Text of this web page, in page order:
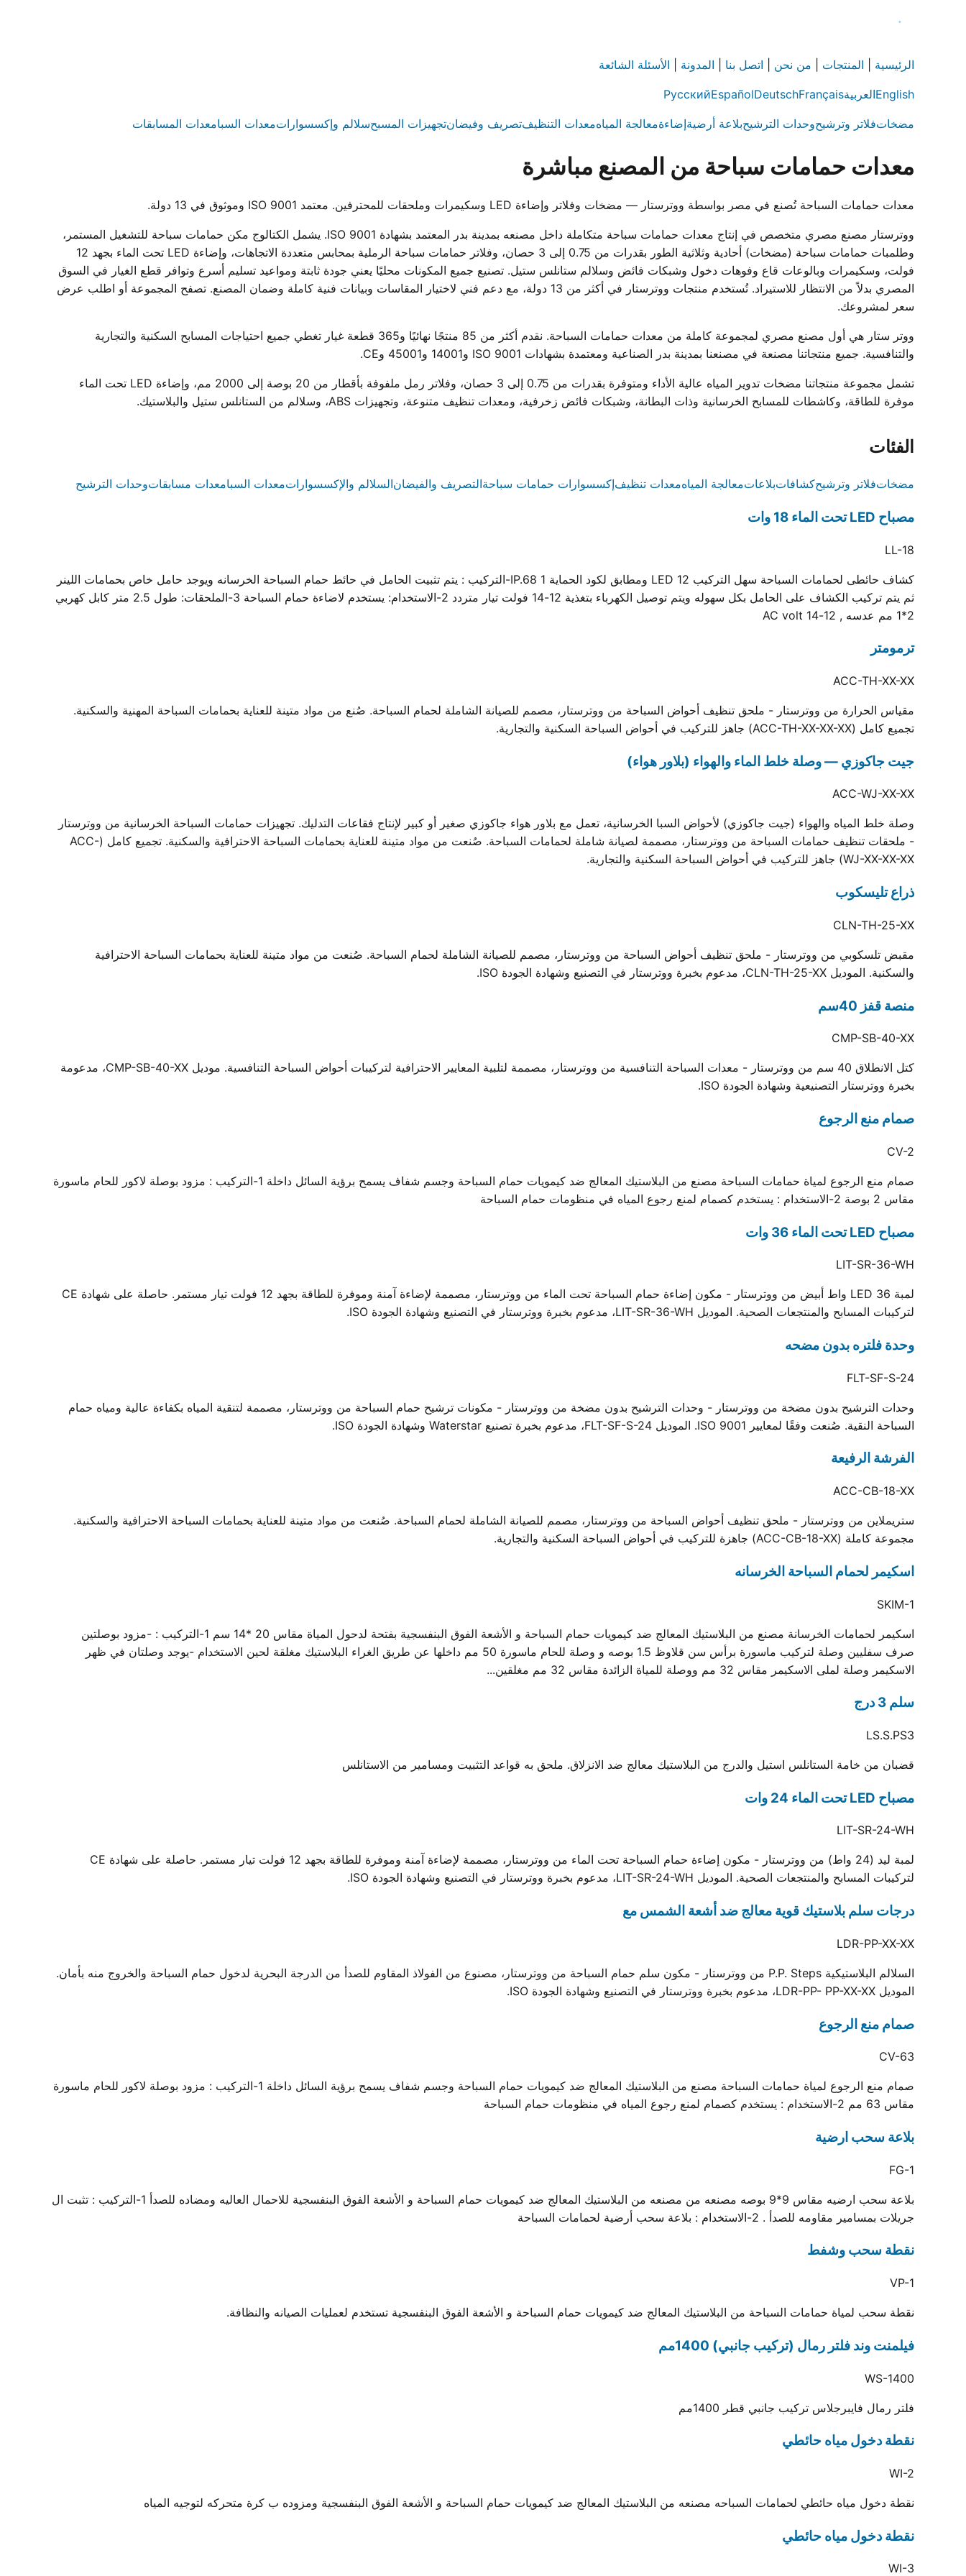
الرئيسية المنتجات من نحن اتصل بنا المدونة الأسئلة الشائعة
EnglishالعربيةFrançais
Deutsch
Español
Русский
مضخاتفلاتر وترشيحوحدات الترشيحبلاعة أرضيةإضاءةمعالجة المياهمعدات التنظيفتصريف وفيضانتجهيزات المسبحسلالم وإكسسواراتمعدات السبامعدات المسابقات
معدات حمامات سباحة من المصنع مباشرة
معدات حمامات السباحة تُصنع في مصر بواسطة ووترستار — مضخات وفلاتر وإضاءة LED وسكيمرات وملحقات للمحترفين. معتمد ISO 9001 وموثوق في 13 دولة.
ووترستار مصنع مصري متخصص في إنتاج معدات حمامات سباحة متكاملة داخل مصنعه بمدينة بدر المعتمد بشهادة ISO 9001. يشمل الكتالوج مكن حمامات سباحة للتشغيل المستمر،
وطلمبات حمامات سباحة (مضخات) أحادية وثلاثية الطور بقدرات من 0.75 إلى 3 حصان، وفلاتر حمامات سباحة الرملية بمحابس متعددة الاتجاهات، وإضاءة LED تحت الماء بجهد 12
فولت، وسكيمرات وبالوعات قاع وفوهات دخول وشبكات فائض وسلالم ستانلس ستيل. تصنيع جميع المكونات محليًا يعني جودة ثابتة ومواعيد تسليم أسرع وتوافر قطع الغيار في السوق
المصري بدلاً من الانتظار للاستيراد. تُستخدم منتجات ووترستار في أكثر من 13 دولة، مع دعم فني لاختيار المقاسات وبيانات فنية كاملة وضمان المصنع. تصفح المجموعة أو اطلب عرض
سعر لمشروعك.
ووتر ستار هي أول مصنع مصري لمجموعة كاملة من معدات حمامات السباحة. نقدم أكثر من 85 منتجًا نهائيًا و365 قطعة غيار تغطي جميع احتياجات المسابح السكنية والتجارية
والتنافسية. جميع منتجاتنا مصنعة في مصنعنا بمدينة بدر الصناعية ومعتمدة بشهادات ISO 9001 و14001 و45001 وCE.
تشمل مجموعة منتجاتنا مضخات تدوير المياه عالية الأداء ومتوفرة بقدرات من 0.75 إلى 3 حصان، وفلاتر رمل ملفوفة بأقطار من 20 بوصة إلى 2000 مم، وإضاءة LED تحت الماء
موفرة للطاقة، وكاشطات للمسابح الخرسانية وذات البطانة، وشبكات فائض زخرفية، ومعدات تنظيف متنوعة، وتجهيزات ABS، وسلالم من الستانلس ستيل والبلاستيك.
الفئات
مضخاتفلاتر وترشيحكشافاتبلاعاتمعالجة المياهمعدات تنظيفإكسسوارات حمامات سباحةالتصريف والفيضانالسلالم والإكسسواراتمعدات السبامعدات مسابقاتوحدات الترشيح
مصباح LED تحت الماء 18 وات
LL-18
كشاف حائطى لحمامات السباحة سهل التركيب 12 LED ومطابق لكود الحماية IP.68 1-التركيب : يتم تثبيت الحامل في حائط حمام السباحة الخرسانه ويوجد حامل خاص بحمامات اللينر
ثم يتم تركيب الكشاف على الحامل بكل سهوله ويتم توصيل الكهرباء بتغذية 12-14 فولت تيار متردد 2-الاستخدام: يستخدم لاضاءة حمام السباحة 3-الملحقات: طول 2.5 متر كابل كهربي
2*1 مم عدسه , 12-14 AC volt
ترمومتر
ACC-TH-XX-XX
مقياس الحرارة من ووترستار - ملحق تنظيف أحواض السباحة من ووترستار، مصمم للصيانة الشاملة لحمام السباحة. صُنع من مواد متينة للعناية بحمامات السباحة المهنية والسكنية.
تجميع كامل (ACC-TH-XX-XX-XX) جاهز للتركيب في أحواض السباحة السكنية والتجارية.
جيت جاكوزي — وصلة خلط الماء والهواء (بلاور هواء)
ACC-WJ-XX-XX
وصلة خلط المياه والهواء (جيت جاكوزي) لأحواض السبا الخرسانية، تعمل مع بلاور هواء جاكوزي صغير أو كبير لإنتاج فقاعات التدليك. تجهيزات حمامات السباحة الخرسانية من ووترستار
- ملحقات تنظيف حمامات السباحة من ووترستار، مصممة لصيانة شاملة لحمامات السباحة. صُنعت من مواد متينة للعناية بحمامات السباحة الاحترافية والسكنية. تجميع كامل (ACC-
WJ-XX-XX-XX) جاهز للتركيب في أحواض السباحة السكنية والتجارية.
ذراع تليسكوب
CLN-TH-25-XX
مقبض تلسكوبي من ووترستار - ملحق تنظيف أحواض السباحة من ووترستار، مصمم للصيانة الشاملة لحمام السباحة. صُنعت من مواد متينة للعناية بحمامات السباحة الاحترافية
والسكنية. الموديل CLN-TH-25-XX، مدعوم بخبرة ووترستار في التصنيع وشهادة الجودة ISO.
منصة قفز 40سم
CMP-SB-40-XX
كتل الانطلاق 40 سم من ووترستار - معدات السباحة التنافسية من ووترستار، مصممة لتلبية المعايير الاحترافية لتركيبات أحواض السباحة التنافسية. موديل CMP-SB-40-XX، مدعومة
بخبرة ووترستار التصنيعية وشهادة الجودة ISO.
صمام منع الرجوع
CV-2
صمام منع الرجوع لمياة حمامات السباحة مصنع من البلاستيك المعالج ضد كيمويات حمام السباحة وجسم شفاف يسمح برؤية السائل داخلة 1-التركيب : مزود بوصلة لاكور للحام ماسورة
مقاس 2 بوصة 2-الاستخدام : يستخدم كصمام لمنع رجوع المياه في منظومات حمام السباحة
مصباح LED تحت الماء 36 وات
LIT-SR-36-WH
لمبة LED 36 واط أبيض من ووترستار - مكون إضاءة حمام السباحة تحت الماء من ووترستار، مصممة لإضاءة آمنة وموفرة للطاقة بجهد 12 فولت تيار مستمر. حاصلة على شهادة CE
لتركيبات المسابح والمنتجعات الصحية. الموديل LIT-SR-36-WH، مدعوم بخبرة ووترستار في التصنيع وشهادة الجودة ISO.
وحدة فلتره بدون مضحه
FLT-SF-S-24
وحدات الترشيح بدون مضخة من ووترستار - وحدات الترشيح بدون مضخة من ووترستار - مكونات ترشيح حمام السباحة من ووترستار، مصممة لتنقية المياه بكفاءة عالية ومياه حمام
السباحة النقية. صُنعت وفقًا لمعايير ISO 9001. الموديل FLT-SF-S-24، مدعوم بخبرة تصنيع Waterstar وشهادة الجودة ISO.
الفرشة الرفيعة
ACC-CB-18-XX
ستريملاين من ووترستار - ملحق تنظيف أحواض السباحة من ووترستار، مصمم للصيانة الشاملة لحمام السباحة. صُنعت من مواد متينة للعناية بحمامات السباحة الاحترافية والسكنية.
مجموعة كاملة (ACC-CB-18-XX) جاهزة للتركيب في أحواض السباحة السكنية والتجارية.
اسكيمر لحمام السباحة الخرسانه
SKIM-1
اسكيمر لحمامات الخرسانة مصنع من البلاستيك المعالج ضد كيمويات حمام السباحة و الأشعة الفوق البنفسجية بفتحة لدحول المياة مقاس 20 *14 سم 1-التركيب : -مزود بوصلتين
صرف سفليين وصلة لتركيب ماسورة برأس سن قلاوظ 1.5 بوصه و وصلة للحام ماسورة 50 مم داخلها عن طريق الغراء البلاستيك مغلقة لحين الاستخدام -يوجد وصلتان في ظهر
الاسكيمر وصلة لملى الاسكيمر مقاس 32 مم ووصلة للمياة الزائدة مقاس 32 مم مغلقين...
سلم 3 درج
LS.S.PS3
قضبان من خامة الستانلس استيل والدرج من البلاستيك معالج ضد الانزلاق. ملحق به قواعد التثبيت ومسامير من الاستانلس
مصباح LED تحت الماء 24 وات
LIT-SR-24-WH
لمبة ليد (24 واط) من ووترستار - مكون إضاءة حمام السباحة تحت الماء من ووترستار، مصممة لإضاءة آمنة وموفرة للطاقة بجهد 12 فولت تيار مستمر. حاصلة على شهادة CE
لتركيبات المسابح والمنتجعات الصحية. الموديل LIT-SR-24-WH، مدعوم بخبرة ووترستار في التصنيع وشهادة الجودة ISO.
درجات سلم بلاستيك قوية معالج ضد أشعة الشمس مع
LDR-PP-XX-XX
السلالم البلاستيكية P.P. Steps من ووترستار - مكون سلم حمام السباحة من ووترستار، مصنوع من الفولاذ المقاوم للصدأ من الدرجة البحرية لدخول حمام السباحة والخروج منه بأمان.
الموديل LDR-PP- PP-XX-XX، مدعوم بخبرة ووترستار في التصنيع وشهادة الجودة ISO.
صمام منع الرجوع
CV-63
صمام منع الرجوع لمياة حمامات السباحة مصنع من البلاستيك المعالج ضد كيمويات حمام السباحة وجسم شفاف يسمح برؤية السائل داخلة 1-التركيب : مزود بوصلة لاكور للحام ماسورة
مقاس 63 مم 2-الاستخدام : يستخدم كصمام لمنع رجوع المياه في منظومات حمام السباحة
بلاعة سحب ارضية
FG-1
بلاعة سحب ارضيه مقاس 9*9 بوصه مصنعه من مصنعه من البلاستيك المعالج ضد كيمويات حمام السباحة و الأشعة الفوق البنفسجية للاحمال العاليه ومضاده للصدأ 1-التركيب : تثبت ال
جريلات بمسامير مقاومه للصدأ . 2-الاستخدام : بلاعة سحب أرضية لحمامات السباحة
نقطة سحب وشفط
VP-1
نقطة سحب لمياة حمامات السباحة من البلاستيك المعالج ضد كيمويات حمام السباحة و الأشعة الفوق البنفسجية تستخدم لعمليات الصيانه والنظافة.
فيلمنت وند فلتر رمال (تركيب جانبي) 1400مم
WS-1400
فلتر رمال فايبرجلاس تركيب جانبي قطر 1400مم
نقطة دخول مياه حائطي
WI-2
نقطة دخول مياه حائطي لحمامات السباحه مصنعه من البلاستيك المعالج ضد كيمويات حمام السباحة و الأشعة الفوق البنفسجية ومزوده ب كرة متحركه لتوجيه المياه
نقطة دخول مياه حائطي
WI-3